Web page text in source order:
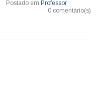
Postado em Professor
0 comentário(s)